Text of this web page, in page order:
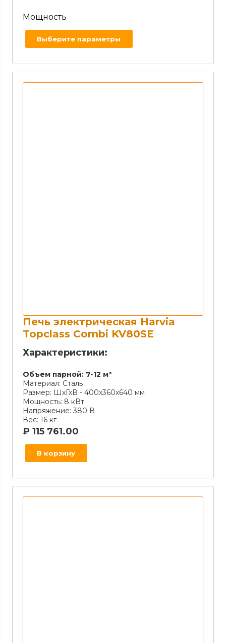
Мощность
Выберите параметры
Печь электрическая Harvia
Topclass Combi KV80SE
Характеристики:
Объем парной: 7-12 м³
Материал: Сталь
Размер: ШхГхВ - 400х360х640 мм
Мощность: 8 кВт
Напряжение: 380 В
Вес: 16 кг
₽ 115 761.00
В корзину